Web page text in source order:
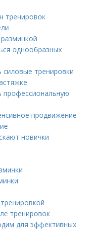
тренировок
однообразных
тренировки
продвижение
новички
тренировок
для эффективных